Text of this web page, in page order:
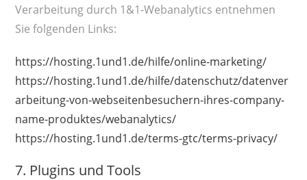
Verarbeitung durch 1&1-Webanalytics entnehmen
Sie folgenden Links:
https://hosting.1und1.de/hilfe/online-marketing/
https://hosting.1und1.de/hilfe/datenschutz/datenver
arbeitung-von-webseitenbesuchern-ihres-company-
name-produktes/webanalytics/
https://hosting.1und1.de/terms-gtc/terms-privacy/
7. Plugins und Tools